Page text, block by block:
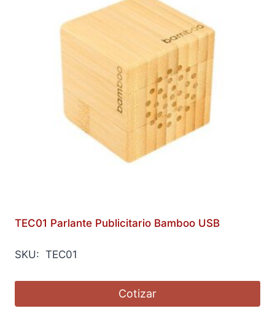
TEC01 Parlante Publicitario Bamboo USB
SKU: TEC01
Cotizar